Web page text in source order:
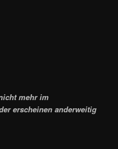
mehr im
erscheinen anderweitig